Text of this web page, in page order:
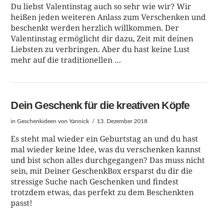
Du liebst Valentinstag auch so sehr wie wir? Wir
heißen jeden weiteren Anlass zum Verschenken und
beschenkt werden herzlich willkommen. Der
Valentinstag ermöglicht dir dazu, Zeit mit deinen
Liebsten zu verbringen. Aber du hast keine Lust
mehr auf die traditionellen …
Dein Geschenk für die kreativen Köpfe
inGeschenkideen von Yannick 13. Dezember 2018
Es steht mal wieder ein Geburtstag an und du hast
mal wieder keine Idee, was du verschenken kannst
und bist schon alles durchgegangen? Das muss nicht
sein, mit Deiner GeschenkBox ersparst du dir die
stressige Suche nach Geschenken und findest
trotzdem etwas, das perfekt zu dem Beschenkten
passt!